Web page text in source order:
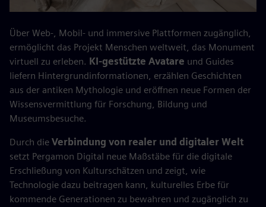
Über Web-, Mobil- und immersive Plattformen zugänglich,
ermöglicht das Projekt Menschen weltweit, das Monument
virtuell zu erleben. KI-gestützte Avatare und Guides
liefern Hintergrundinformationen, erzählen Geschichten
aus der antiken Mythologie und eröffnen neue Formen der
Wissensvermittlung für Forschung, Bildung und
Museumsbesuche.
Durch die Verbindung von realer und digitaler Welt
setzt Pergamon Digital neue Maßstäbe für die digitale
Erschließung von Kulturschätzen und zeigt, wie
Technologie dazu beitragen kann, kulturelles Erbe für
kommende Generationen zu bewahren und zugänglich zu